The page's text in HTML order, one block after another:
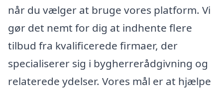
når du vælger at bruge vores platform. Vi
gør det nemt for dig at indhente flere
tilbud fra kvalificerede firmaer, der
specialiserer sig i bygherrerådgivning og
relaterede ydelser. Vores mål er at hjælpe